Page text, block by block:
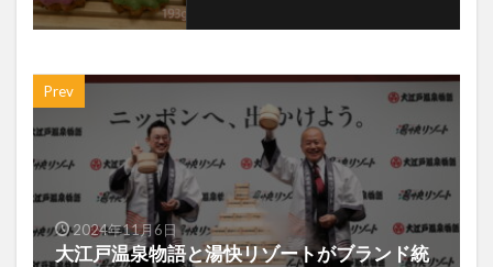
Prev
2024年11月6日
大江戸温泉物語と湯快リゾートがブランド統